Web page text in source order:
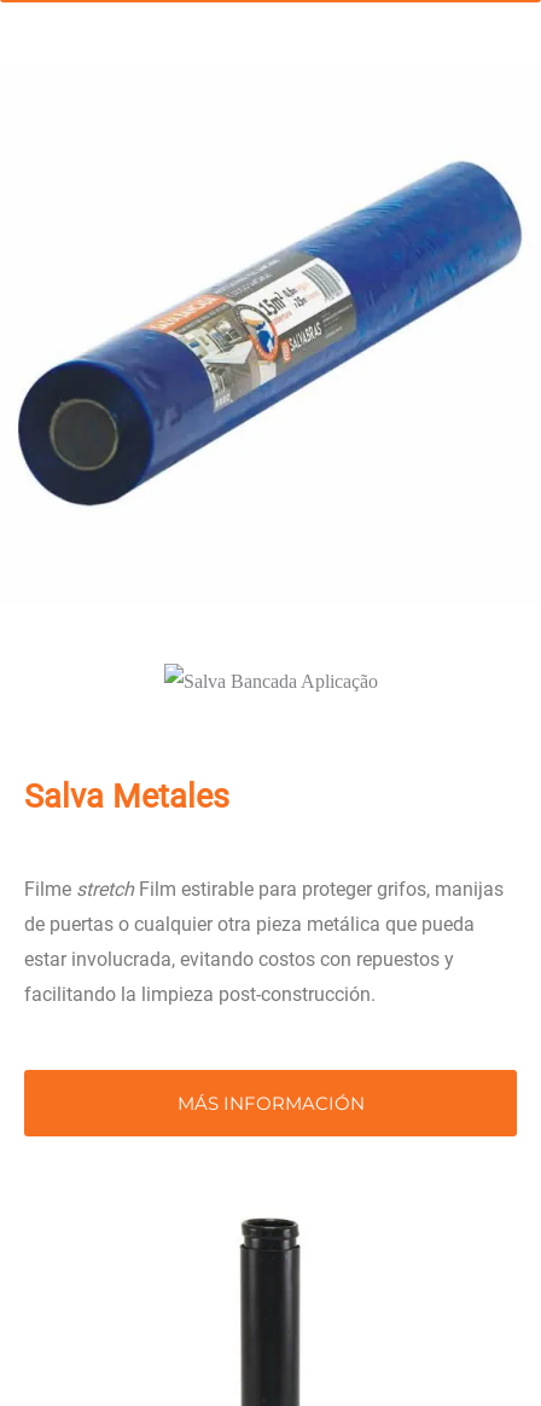
Salva Metales
Filme stretchFilm estirable para proteger grifos, manijas
de puertas o cualquier otra pieza metálica que pueda
estar involucrada, evitando costos con repuestos y
facilitando la limpieza post-construcción.
MÁS INFORMACIÓN